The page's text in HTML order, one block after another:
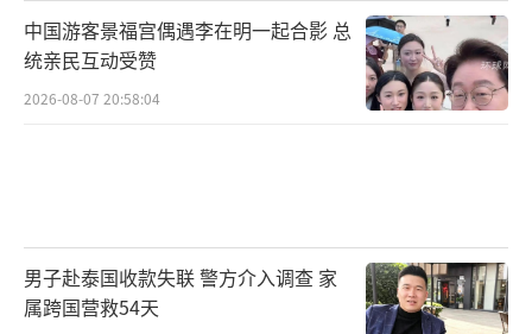
中国游客景福宫偶遇李在明一起合影 总
统亲民互动受赞
2026-08-07 20:58:04
男子赴泰国收款失联 警方介入调查 家
属跨国营救54天